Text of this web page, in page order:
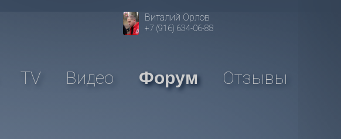
Виталий Орлов
+7 (916) 634-06-88
TV Видео Форум Отзывы